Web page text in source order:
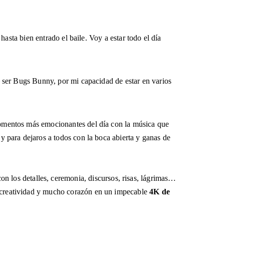
bien entrado el baile. Voy a estar todo el día
Bugs Bunny, por mi capacidad de estar en varios
más emocionantes del día con la música que
para dejaros a todos con la boca abierta y ganas de
los detalles, ceremonia, discursos, risas, lágrimas…
y mucho corazón en un impecable 4K de